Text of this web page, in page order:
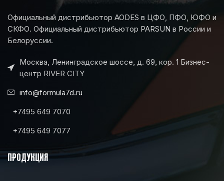
Официальный дистрибьютор AODES в ЦФО, ПФО, ЮФО и
СКФО. Официальный дистрибьютор PARSUN в России и
Белоруссии.
Москва, Ленинградское шоссе, д. 69, кор. 1 Бизнес-
центр RIVER CITY
info@formula7d.ru
+7495 649 7070
+7495 649 7077
ПРОДУКЦИЯ